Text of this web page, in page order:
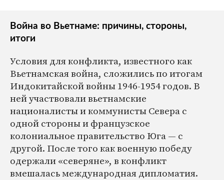
Война во Вьетнаме: причины, стороны,
итоги
Условия для конфликта, известного как
Вьетнамская война, сложились по итогам
Индокитайской войны 1946-1954 годов. В
ней участвовали вьетнамские
националисты и коммунисты Севера с
одной стороны и французское
колониальное правительство Юга — с
другой. После того как военную победу
одержали «северяне», в конфликт
вмешалась международная дипломатия.